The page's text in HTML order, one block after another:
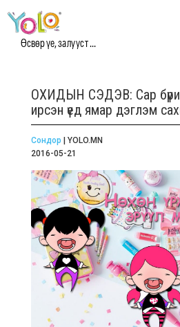
Өсвөр үе, залууст ...
ОХИДЫН СЭДЭВ: Сар
ирсэн үед ямар дэглэм
Сондор | YOLO.MN
2016-05-21